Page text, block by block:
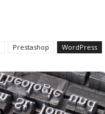
Prestashop WordPress